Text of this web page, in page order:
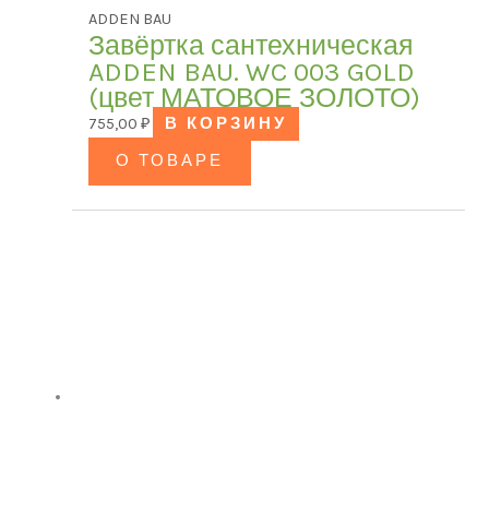
ADDEN BAU
Завёртка сантехническая
ADDEN BAU. WC 003 GOLD
(цвет МАТОВОЕ ЗОЛОТО)
755,00 ₽
В КОРЗИНУ
О ТОВАРЕ